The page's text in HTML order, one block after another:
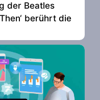
der Beatles
berührt die